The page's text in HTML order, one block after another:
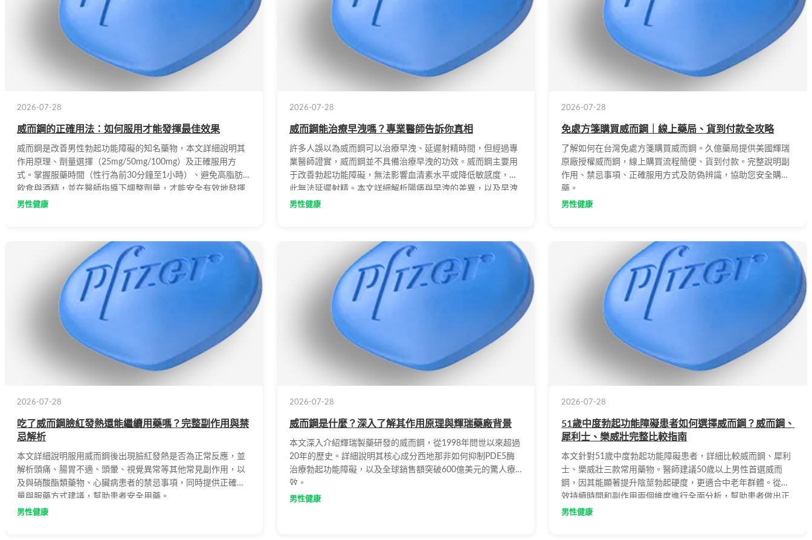
2026-07-28
威而鋼的正確用法：如何服用才能發揮最佳效果
威而鋼是改善男性勃起功能障礙的知名藥物，本文詳細說明其
作用原理、劑量選擇（25mg/50mg/100mg）及正確服用方
式。掌握服藥時間（性行為前30分鐘至1小時）、避免高脂肪
飲食與酒精，並在醫師指導下調整劑量，才能安全有效地發揮
藥效，提升性生活品質。
男性健康
2026-07-28
威而鋼能治療早洩嗎？專業醫師告訴你真相
許多人誤以為威而鋼可以治療早洩、延遲射精時間，但經過專
業醫師證實，威而鋼並不具備治療早洩的功效。威而鋼主要用
于改善勃起功能障礙，無法影響血清素水平或降低敏感度，因
此無法延遲射精。本文詳細解析陽痿與早洩的差異，以及早洩
的正規治療方式。
男性健康
2026-07-28
免處方箋購買威而鋼｜線上藥局、貨到付款全攻略
了解如何在台灣免處方箋購買威而鋼。久億藥局提供美國輝瑞
原廠授權威而鋼，線上購買流程簡便、貨到付款。完整說明副
作用、禁忌事項、正確服用方式及防偽辨識，協助您安全購
藥。
男性健康
2026-07-28
吃了威而鋼臉紅發熱還能繼續用藥嗎？完整副作用與禁
忌解析
本文詳細說明服用威而鋼後出現臉紅發熱是否為正常反應，並
解析頭痛、腸胃不適、頭暈、視覺異常等其他常見副作用，以
及與硝酸酯類藥物、心臟病患者的禁忌事項，同時提供正確劑
量與服藥方式建議，幫助患者安全用藥。
男性健康
2026-07-28
威而鋼是什麼？深入了解其作用原理與輝瑞藥廠背景
本文深入介紹輝瑞製藥研發的威而鋼，從1998年問世以來超過
20年的歷史。詳細說明其核心成分西地那非如何抑制PDE5酶
治療勃起功能障礙，以及全球銷售額突破600億美元的驚人療
效。
男性健康
2026-07-28
51歲中度勃起功能障礙患者如何選擇威而鋼？威而鋼、
犀利士、樂威壯完整比較指南
本文針對51歲中度勃起功能障礙患者，詳細比較威而鋼、犀利
士、樂威壯三款常用藥物。醫師建議50歲以上男性首選威而
鋼，因其能顯著提升陰莖勃起硬度，更適合中老年群體。從藥
效持續時間和副作用兩個維度進行全面分析，幫助患者做出正
確選擇。
男性健康